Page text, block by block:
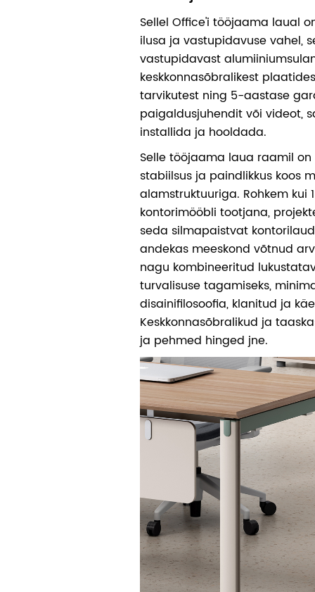
Sellel Office'i tööjaama laual
ilusa ja vastupidavuse vahel,
vastupidavast
keskkonnasõbralikest
tarvikutest ning 5-aastase
paigaldusjuhendit või videot,
installida ja hooldada.
Selle tööjaama laua raamil
stabiilsus ja paindlikkus koos
alamstruktuuriga. Rohkem kui
kontorimööbli tootjana,
seda silmapaistvat
andekas meeskond võtnud
nagu kombineeritud
turvalisuse tagamiseks,
disainifilosoofia, klanitud ja
Keskkonnasõbralikud ja
ja pehmed hinged jne.